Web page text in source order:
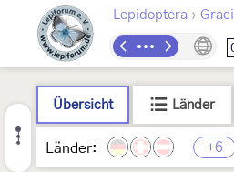
Lepidoptera ›
Übersicht Länder
Länder: +6